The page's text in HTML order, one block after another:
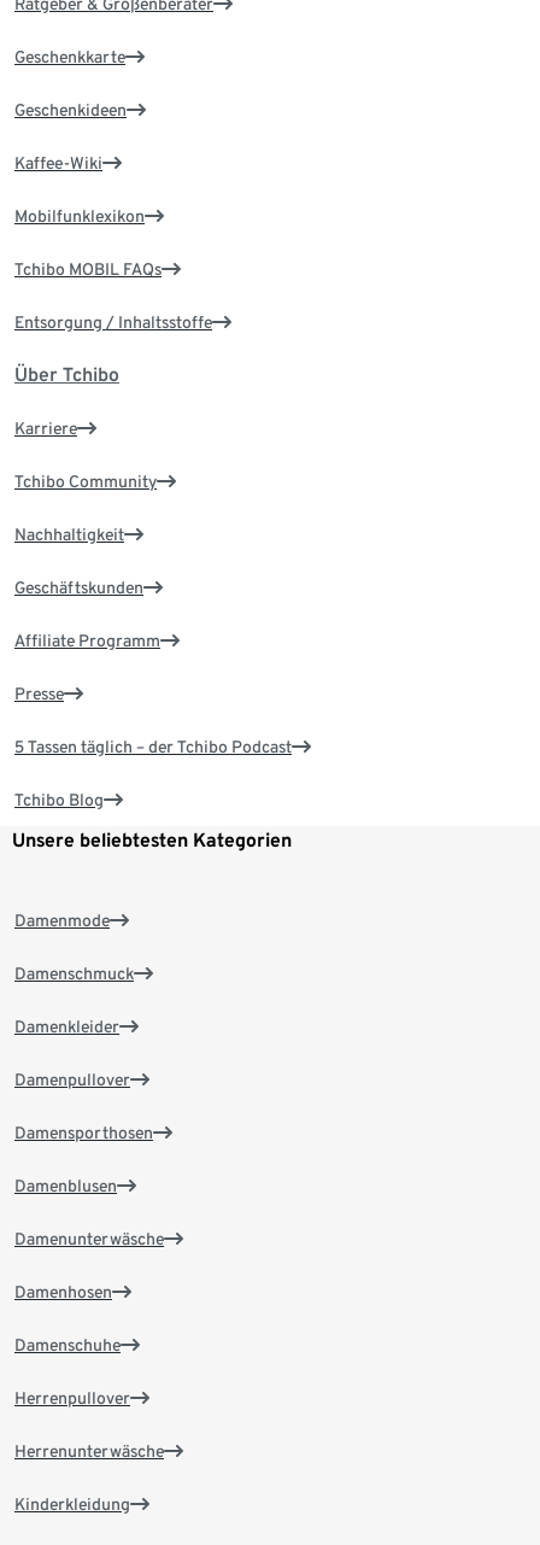
Ratgeber & Größenberater
Geschenkkarte
Geschenkideen
Kaffee-Wiki
Mobilfunklexikon
Tchibo MOBIL FAQs
Entsorgung / Inhaltsstoffe
Über Tchibo
Karriere
Tchibo Community
Nachhaltigkeit
Geschäftskunden
Affiliate Programm
Presse
5 Tassen täglich – der Tchibo Podcast
Tchibo Blog
Unsere beliebtesten Kategorien
Damenmode
Damenschmuck
Damenkleider
Damenpullover
Damensporthosen
Damenblusen
Damenunterwäsche
Damenhosen
Damenschuhe
Herrenpullover
Herrenunterwäsche
Kinderkleidung